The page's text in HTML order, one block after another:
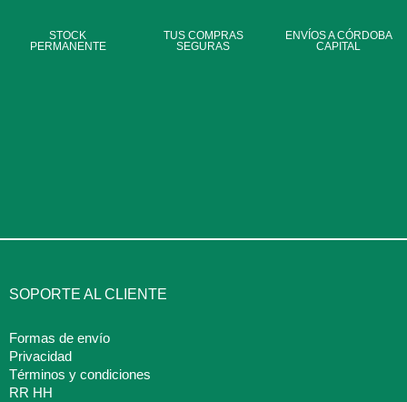
STOCK
PERMANENTE
TUS COMPRAS
SEGURAS
ENVÍOS A CÓRDOBA
CAPITAL
SOPORTE AL CLIENTE
Formas de envío
Privacidad
Términos y condiciones
RR HH